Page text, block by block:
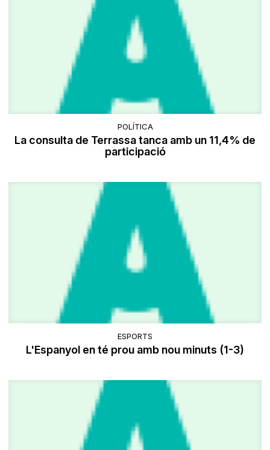
POLÍTICA
La consulta de Terrassa tanca amb un 11,4% de
participació
ESPORTS
L'Espanyol en té prou amb nou minuts (1-3)